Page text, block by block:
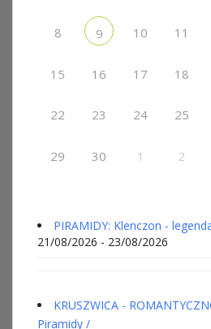
8 9 10 11
15 16 17 18
22 23 24 25
29 30 1 2
PIRAMIDY: Klenczon -
21/08/2026 - 23/08/2026
KRUSZWICA -
Piramidy /